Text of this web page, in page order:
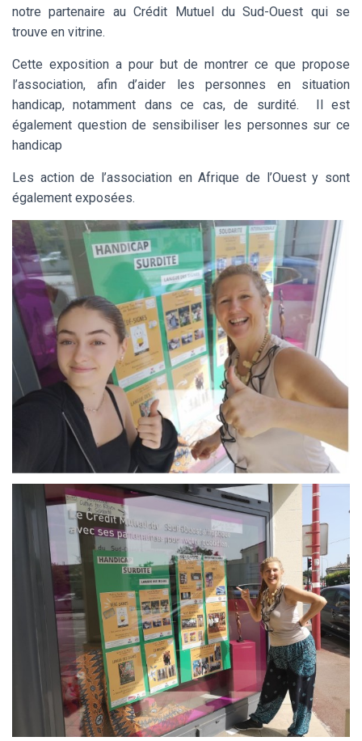
notre partenaire au Crédit Mutuel du Sud-Ouest qui se
trouve en vitrine.
Cette exposition a pour but de montrer ce que propose
l’association, afin d’aider les personnes en situation
handicap, notamment dans ce cas, de surdité. Il est
également question de sensibiliser les personnes sur ce
handicap
Les action de l’association en Afrique de l’Ouest y sont
également exposées.